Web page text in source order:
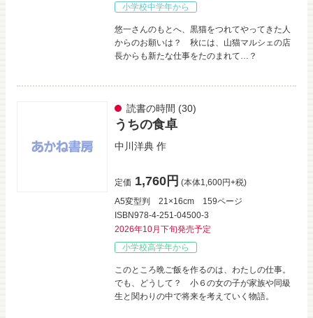
小学校中学年から
悠一さんのもとへ、黒猫をつれてやってきた人
からのお願いは？ 秋には、山猫マルシェの店
長からも新たな仕事をたのまれて…？
読書の時間 (30)
うちの食卓
中川洋典 作
定価 1,760円 (本体1,600円+税)
A5変型判
21×16cm
159ページ
ISBN978-4-251-04500-3
2026年10月下旬発売予定
小学校高学年から
このところ晩ご飯を作るのは、わたしの仕事。
でも、どうして？ 小６の女の子が家族や同級
生と関わりの中で将来を考えていく物語。